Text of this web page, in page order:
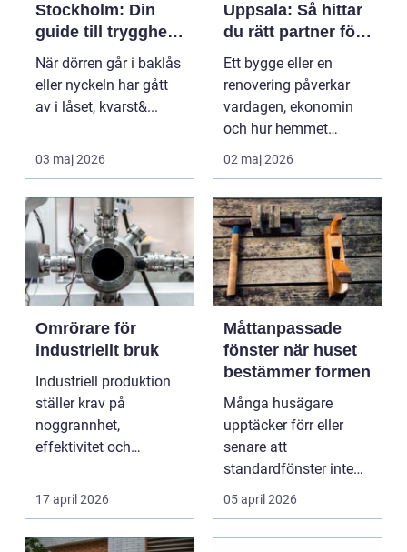
Stockholm: Din
guide till trygghet
och säkerhet
När dörren går i baklås
eller nyckeln har gått
av i låset, kvarst&...
03 maj 2026
Uppsala: Så hittar
du rätt partner för
ditt projekt
Ett bygge eller en
renovering påverkar
vardagen, ekonomin
och hur hemmet
fungerar under l&arin...
02 maj 2026
Omrörare för
industriellt bruk
Industriell produktion
ställer krav på
noggrannhet,
effektivitet och
17 april 2026
Måttanpassade
fönster när huset
bestämmer formen
Många husägare
upptäcker förr eller
senare att
standardfönster inte
riktigt passar. Kanske
är huset ...
05 april 2026